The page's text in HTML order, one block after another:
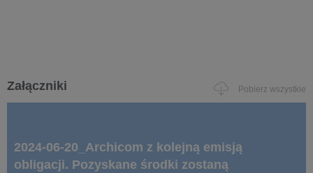
Załączniki Pobierz wszystkie
2024-06-20_Archicom z kolejną emisją
obligacji. Pozyskane środki zostaną